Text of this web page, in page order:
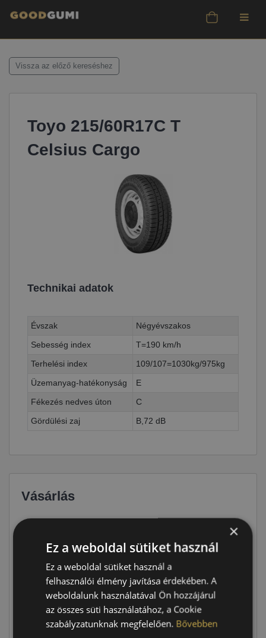
Vissza az előző kereséshez
Toyo 215/60R17C T
Celsius Cargo
Technikai adatok
Évszak
Négyévszakos
Sebesség index
T=190 km/h
Terhelési index
109/107=1030kg/975kg
Üzemanyag-hatékonyság
E
Fékezés nedves úton
C
Gördülési zaj
B,72 dB
Vásárlás
52 590 Ft
Raktáron:
210 360 Ft
Kosárba
×
Ez a weboldal sütiket használ
Ez a weboldal sütiket használ a
felhasználói élmény javítása érdekében. A
weboldalunk használatával Ön hozzájárul
az összes süti használatához, a Cookie
szabályzatunknak megfelelően. Bővebben